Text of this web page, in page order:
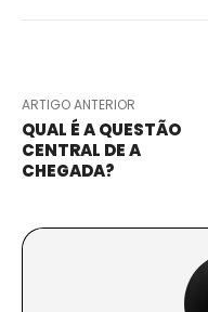
ARTIGO ANTERIOR
QUAL É A QUESTÃO
CENTRAL DE A
CHEGADA?